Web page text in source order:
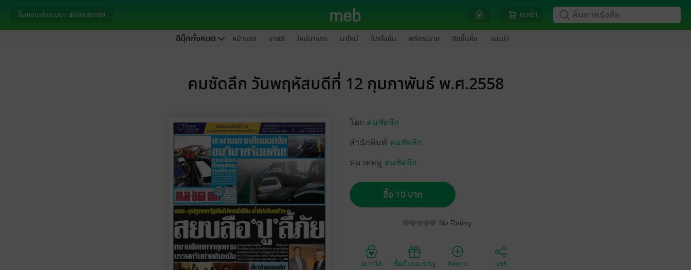
ล็อกอินเข้าระบบ / สมัครสมาชิก ตะกร้า
อีบุ๊กทั้งหมด หน้าแรก ขายดี ใหม่มาแรง มาใหม่ โปรโมชัน ฟรีกระจาย ฮิตขึ้นหิ้ง แนะนำ
คมชัดลึก วันพฤหัสบดีที่ 12 กุมภาพันธ์ พ.ศ.2558
โดย คมชัดลึก
สำนักพิมพ์ คมชัดลึก
หมวดหมู่ คมชัดลึก
ซื้อ 10 บาท
No Rating
อยากได้ ซื้อเป็นของขวัญ ติดตาม แชร์